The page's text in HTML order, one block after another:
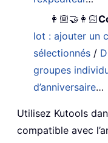
👩🏼‍🤝‍👩🏻
lot : ajouter un
sélectionnés /
groupes
d’anniversaire…
Utilisez Kutools
compatible avec